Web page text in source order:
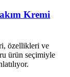
Kremi
özellikleri ve
ürün seçimiyle